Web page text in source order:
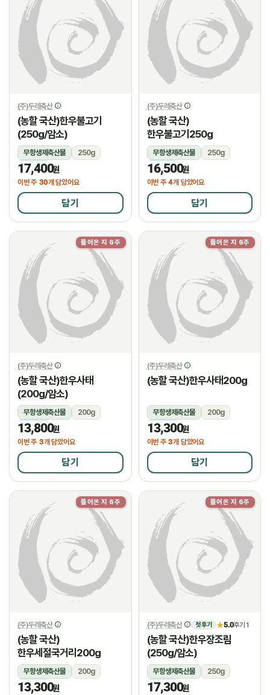
(주)두레축산
(농할 국산)한우불고기
(250g/암소)
무항생제축산물
250g
냉장
17,400원
이번 주 30개 담았어요
담기
(주)두레축산
(농할 국산)
한우불고기250g
무항생제축산물
250g
냉장
16,500원
이번 주 4개 담았어요
담기
들어온 지 6주
(주)두레축산
(농할 국산)한우사태
(200g/암소)
무항생제축산물
200g
냉장
13,800원
이번 주 3개 담았어요
담기
들어온 지 6주
(주)두레축산
(농할 국산)한우사태200g
무항생제축산물
200g
냉장
13,300원
이번 주 3개 담았어요
담기
들어온 지 6주
(주)두레축산
(농할 국산)
한우세절국거리200g
무항생제축산물
200g
냉장
13,300원
들어온 지 6주
(주)두레축산 첫 후기 ★5.0후기 1
(농할 국산)한우장조림
(250g/암소)
무항생제축산물
250g
냉장
17,300원